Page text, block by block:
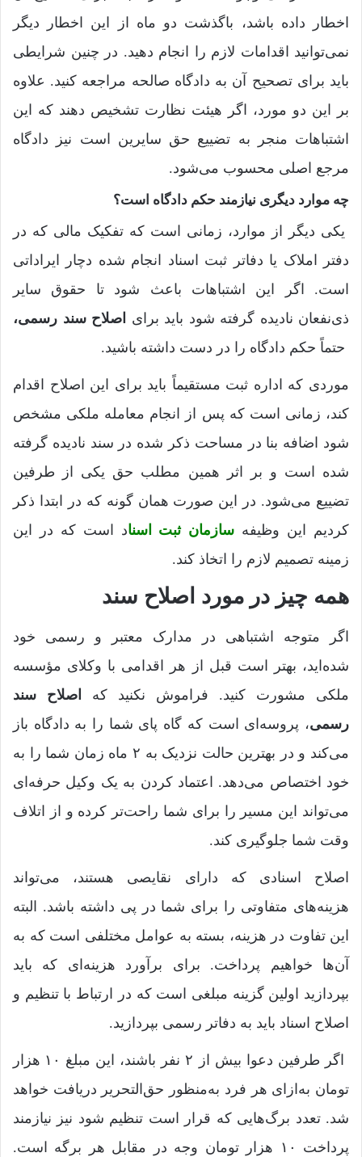
اخطار داده باشد، باگذشت دو ماه از این اخطار دیگر
نمی‌توانید اقدامات لازم را انجام دهید. در چنین شرایطی
باید برای تصحیح آن به دادگاه صالحه مراجعه کنید. علاوه
بر این دو مورد، اگر هیئت نظارت تشخیص دهند که این
اشتباهات منجر به تضییع حق سایرین است نیز دادگاه
مرجع اصلی محسوب می‌شود.
چه موارد دیگری نیازمند حکم دادگاه است؟
یکی دیگر از موارد، زمانی است که تفکیک مالی که در
دفتر املاک یا دفاتر ثبت‌ اسناد انجام شده دچار ایراداتی
است. اگر این اشتباهات باعث شود تا حقوق سایر
ذی‌نفعان نادیده گرفته شود باید برای
اصلاح سند رسمی،
حتماً حکم دادگاه را در دست داشته باشید.
موردی که اداره ثبت مستقیماً باید برای این اصلاح اقدام
کند، زمانی است که پس از انجام معامله ملکی مشخص
شود اضافه بنا در مساحت ذکر شده در سند نادیده گرفته
شده است و بر اثر همین مطلب حق یکی از طرفین
تضییع می‌شود. در این صورت همان گونه که در ابتدا ذکر
کردیم این وظیفه سازمان ثبت‌ اسناد است که در این
زمینه تصمیم لازم را اتخاذ کند.
همه چیز در مورد اصلاح سند
اگر متوجه اشتباهی در مدارک معتبر و رسمی خود
شده‌اید، بهتر است قبل از هر اقدامی با وکلای مؤسسه
ملکی مشورت کنید. فراموش نکنید که
اصلاح سند
رسمی، پروسه‌ای است که گاه پای شما را به دادگاه باز
می‌کند و در بهترین حالت نزدیک به ۲ ماه زمان شما را به
خود اختصاص می‌دهد. اعتماد کردن به یک وکیل حرفه‌ای
می‌تواند این مسیر را برای شما راحت‌تر کرده و از اتلاف
وقت شما جلوگیری کند.
اصلاح اسنادی که دارای نقایصی هستند، می‌تواند
هزینه‌های متفاوتی را برای شما در پی داشته باشد. البته
این تفاوت در هزینه، بسته به عوامل مختلفی است که به
آن‌ها خواهیم پرداخت. برای برآورد هزینه‌ای که باید
بپردازید اولین گزینه مبلغی است که در ارتباط با تنظیم و
اصلاح اسناد باید به دفاتر رسمی بپردازید.
اگر طرفین دعوا بیش از ۲ نفر باشند، این مبلغ ۱۰ هزار
تومان به‌ازای هر فرد به‌منظور حق‌التحریر دریافت خواهد
شد. تعدد برگ‌هایی که قرار است تنظیم شود نیز نیازمند
پرداخت ۱۰ هزار تومان وجه در مقابل هر برگه است.